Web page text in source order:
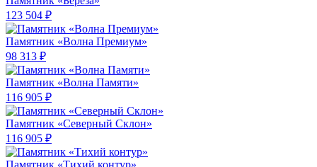
123 504 ₽
Памятник «Волна Премиум»
98 313 ₽
Памятник «Волна Памяти»
116 905 ₽
Памятник «Северный Склон»
116 905 ₽